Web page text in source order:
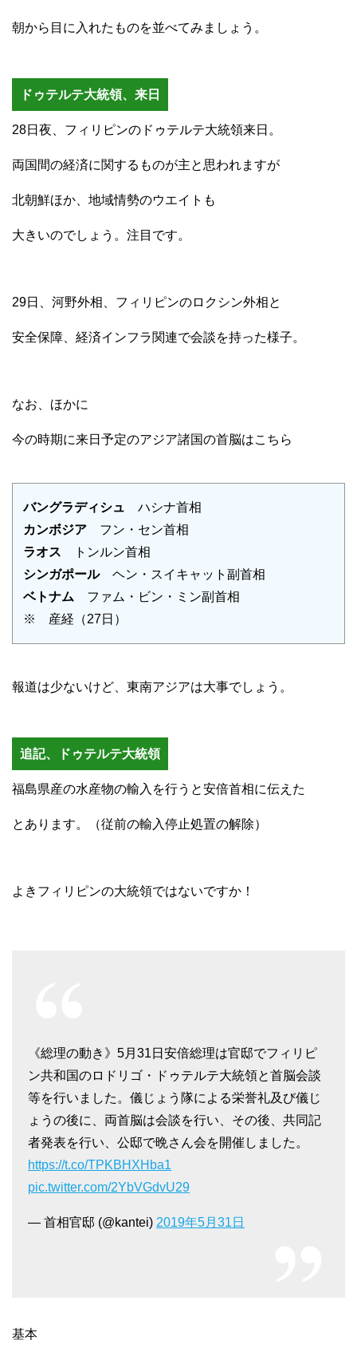
朝から目に入れたものを並べてみましょう。
ドゥテルテ大統領、来日
28日夜、フィリピンのドゥテルテ大統領来日。
両国間の経済に関するものが主と思われますが
北朝鮮ほか、地域情勢のウエイトも
大きいのでしょう。注目です。
29日、河野外相、フィリピンのロクシン外相と
安全保障、経済インフラ関連で会談を持った様子。
なお、ほかに
今の時期に来日予定のアジア諸国の首脳はこちら
バングラディシュ ハシナ首相
カンボジアフン・セン首相
ラオス トンルン首相
シンガポールヘン・スイキャット副首相
ベトナム ファム・ビン・ミン副首相
※ 産経（27日）
報道は少ないけど、東南アジアは大事でしょう。
追記、ドゥテルテ大統領
福島県産の水産物の輸入を行うと安倍首相に伝えた
とあります。（従前の輸入停止処置の解除）
よきフィリピンの大統領ではないですか！
《総理の動き》5月31日安倍総理は官邸でフィリピ
ン共和国のロドリゴ・ドゥテルテ大統領と首脳会談
等を行いました。儀じょう隊による栄誉礼及び儀じ
ょうの後に、両首脳は会談を行い、その後、共同記
者発表を行い、公邸で晩さん会を開催しました。
https://t.co/TPKBHXHba1
pic.twitter.com/2YbVGdvU29
— 首相官邸 (@kantei) 2019年5月31日
基本